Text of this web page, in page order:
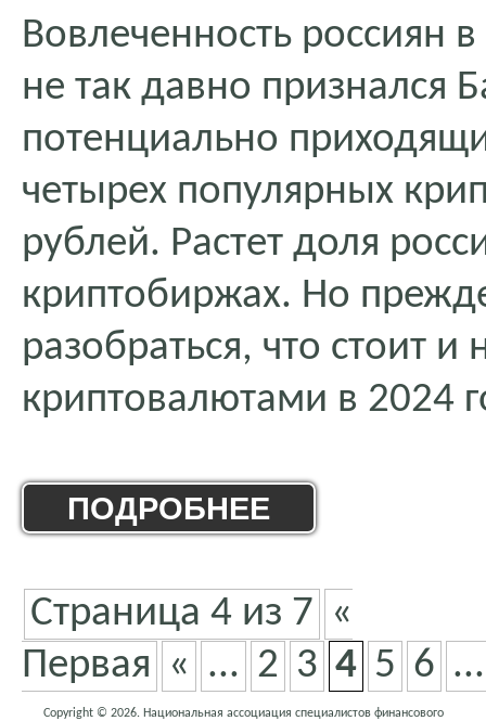
Вовлеченность россиян
не так давно признался
потенциально
четырех популярных
рублей. Растет доля
криптобиржах. Но
разобраться, что стоит и
криптовалютами в 2024
ПОДРОБНЕЕ
Страница 4 из 7 «
Первая « ... 2 3 4 5 6 ...
Copyright © 2026. Национальная ассоциация специалистов финансового